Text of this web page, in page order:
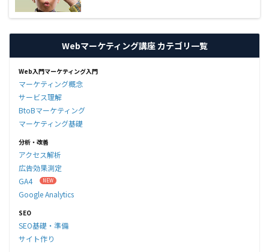
Webマーケティング講座 カテゴリ一覧
Web入門マーケティング入門
マーケティング概念
サービス理解
BtoBマーケティング
マーケティング基礎
分析・改善
アクセス解析
広告効果測定
GA4
Google Analytics
SEO
SEO基礎・準備
サイト作り